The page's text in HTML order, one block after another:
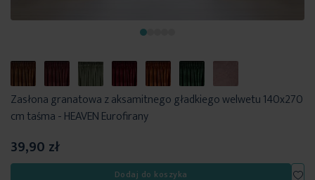
Zasłona granatowa z aksamitnego gładkiego welwetu 140x270
cm taśma - HEAVEN Eurofirany
39,90 zł
Dodaj do koszyka